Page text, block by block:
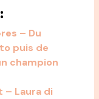
– Du
puis de
champion
– Laura di